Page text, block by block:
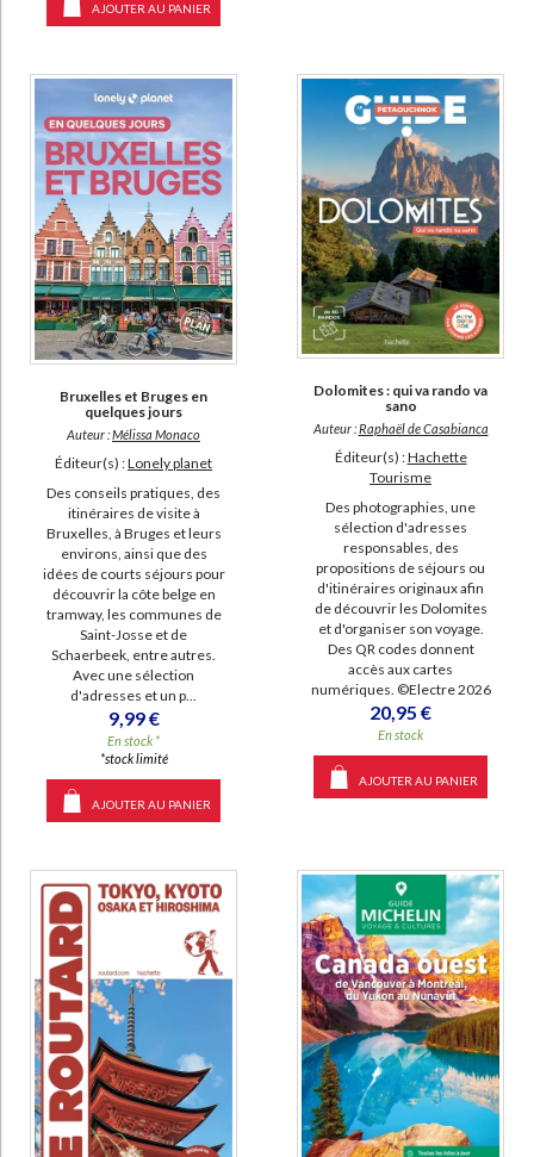
AJOUTER AU PANIER
Bruxelles et Bruges en
quelques jours
Auteur :Mélissa Monaco
Éditeur(s) :Lonely planet
Des conseils pratiques, des
itinéraires de visite à
Bruxelles, à Bruges et leurs
environs, ainsi que des
idées de courts séjours pour
découvrir la côte belge en
tramway, les communes de
Saint-Josse et de
Schaerbeek, entre autres.
Avec une sélection
d'adresses et un p...
9,99 €
En stock *
*stock limité
AJOUTER AU PANIER
Dolomites : qui va rando va
sano
Auteur :Raphaël de Casabianca
Éditeur(s) :Hachette
Tourisme
Des photographies, une
sélection d'adresses
responsables, des
propositions de séjours ou
d'itinéraires originaux afin
de découvrir les Dolomites
et d'organiser son voyage.
Des QR codes donnent
accès aux cartes
numériques. ©Electre 2026
20,95 €
En stock
AJOUTER AU PANIER